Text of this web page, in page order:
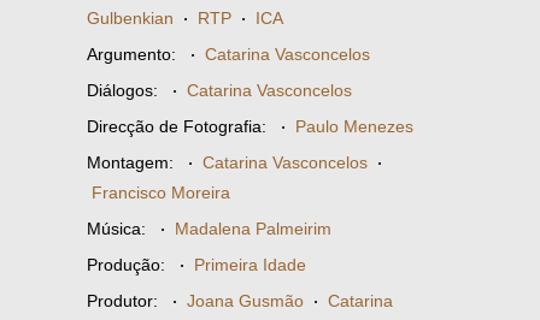
Gulbenkian · RTP · ICA
Argumento: · Catarina Vasconcelos
Diálogos: · Catarina Vasconcelos
Direcção de Fotografia: · Paulo Menezes
Montagem: · Catarina Vasconcelos ·
Francisco Moreira
Música: · Madalena Palmeirim
Produção: · Primeira Idade
Produtor: · Joana Gusmão · Catarina